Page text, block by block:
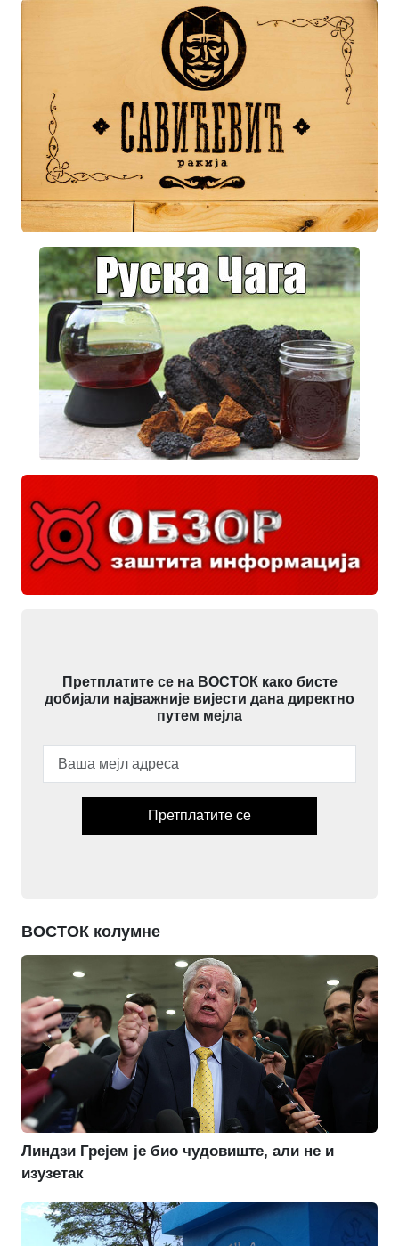
Претплатите се на ВОСТОК како бисте
добијали најважније вијести дана директно
путем мејла
Претплатите се
ВОСТОК колумне
Линдзи Грејем је био чудовиште, али не и
изузетак